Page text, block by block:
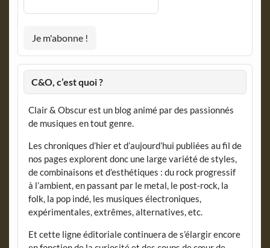
C&O, c’est quoi ?
Clair & Obscur est un blog animé par des passionnés
de musiques en tout genre.
Les chroniques d’hier et d’aujourd’hui publiées au fil de
nos pages explorent donc une large variété de styles,
de combinaisons et d’esthétiques : du rock progressif
à l’ambient, en passant par le metal, le post-rock, la
folk, la pop indé, les musiques électroniques,
expérimentales, extrêmes, alternatives, etc.
Et cette ligne éditoriale continuera de s’élargir encore